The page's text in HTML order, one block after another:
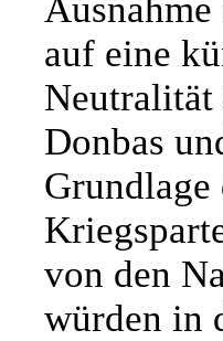
auf eine
Neutralität
Donbas
von den
würden in